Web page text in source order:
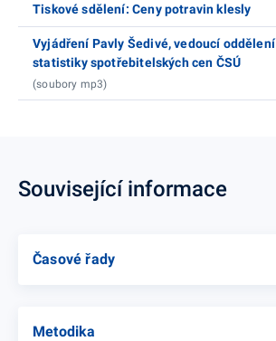
Tiskové sdělení: Ceny potravin klesly
Vyjádření Pavly Šedivé, vedoucí oddělení
statistiky spotřebitelských cen ČSÚ
(soubory mp3)
Související informace
Časové řady
Metodika